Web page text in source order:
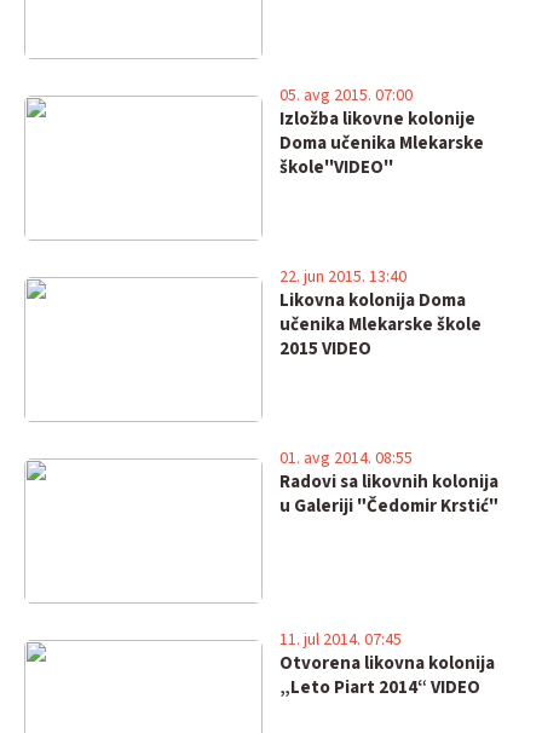
Izložba likovne kolonije
Doma učenika Mlekarske
škole''VIDEO''
05. avg 2015. 07:00
Likovna kolonija Doma
učenika Mlekarske škole
2015 VIDEO
22. jun 2015. 13:40
Radovi sa likovnih kolonija
u Galeriji "Čedomir Krstić"
01. avg 2014. 08:55
Otvorena likovna kolonija
„Leto Piart 2014“ VIDEO
11. jul 2014. 07:45